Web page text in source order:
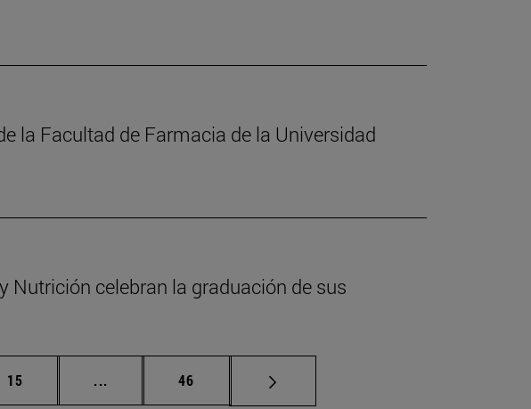
la Facultad de Farmacia de la Universidad
Nutrición celebran la graduación de sus
Página
15 ... Páginas intermedias Use TAB para desplazarse.
Página
46